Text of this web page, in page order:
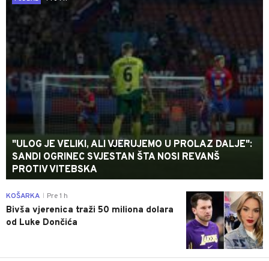
"ULOG JE VELIKI, ALI VJERUJEMO U PROLAZ DALJE":
SANDI OGRINEC SVJESTAN ŠTA NOSI REVANŠ
PROTIV VITEBSKA
0
KOŠARKA Pre 1 h
Bivša vjerenica traži 50 miliona dolara
od Luke Dončića